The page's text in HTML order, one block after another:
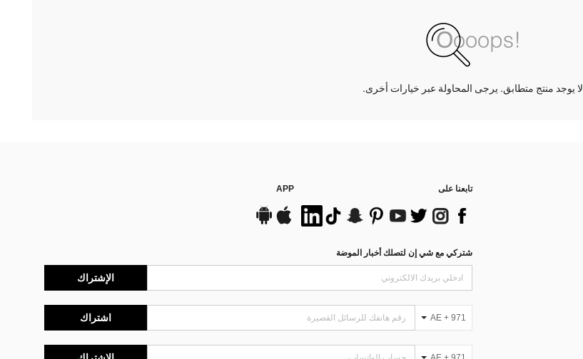
لا يوجد منتج متطابق. يرجى المحاولة عبر خيارات أخرى.
تابعنا على APP
شتركي مع شي إن لتصلك أخبار الموضة
الإشتراك
AE + 971 اشتراك